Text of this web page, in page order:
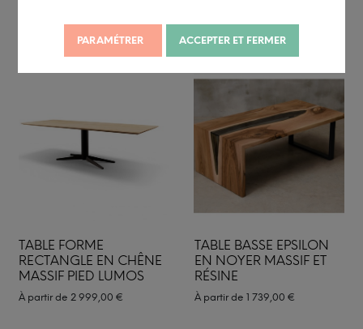
PARAMÉTRER ACCEPTER ET FERMER
À partir de9 879,00€
TABLE FORME
RECTANGLE EN CHÊNE
MASSIF PIED LUMOS
À partir de 2 999,00 €
TABLE BASSE EPSILON
EN NOYER MASSIF ET
RÉSINE
À partir de 1 739,00 €